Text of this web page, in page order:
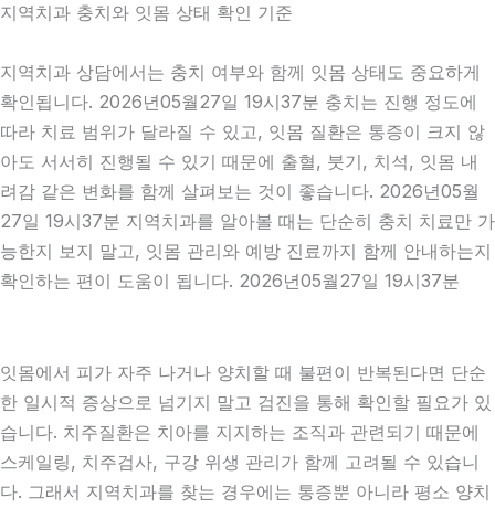
지역치과 충치와 잇몸 상태 확인 기준
지역치과 상담에서는 충치 여부와 함께 잇몸 상태도 중요하게
확인됩니다. 2026년05월27일 19시37분 충치는 진행 정도에
따라 치료 범위가 달라질 수 있고, 잇몸 질환은 통증이 크지 않
아도 서서히 진행될 수 있기 때문에 출혈, 붓기, 치석, 잇몸 내
려감 같은 변화를 함께 살펴보는 것이 좋습니다. 2026년05월
27일 19시37분 지역치과를 알아볼 때는 단순히 충치 치료만 가
능한지 보지 말고, 잇몸 관리와 예방 진료까지 함께 안내하는지
확인하는 편이 도움이 됩니다. 2026년05월27일 19시37분
잇몸에서 피가 자주 나거나 양치할 때 불편이 반복된다면 단순
한 일시적 증상으로 넘기지 말고 검진을 통해 확인할 필요가 있
습니다. 치주질환은 치아를 지지하는 조직과 관련되기 때문에
스케일링, 치주검사, 구강 위생 관리가 함께 고려될 수 있습니
다. 그래서 지역치과를 찾는 경우에는 통증뿐 아니라 평소 양치